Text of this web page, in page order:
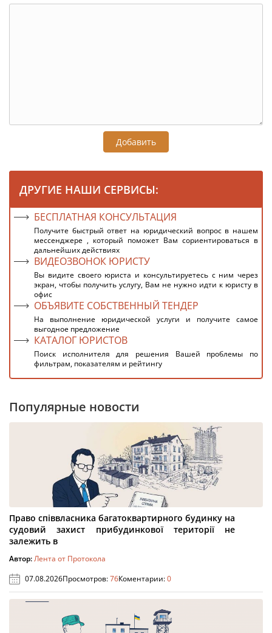
Добавить
ДРУГИЕ НАШИ СЕРВИСЫ:
БЕСПЛАТНАЯ КОНСУЛЬТАЦИЯ
Получите быстрый ответ на юридический вопрос в нашем
мессенджере , который поможет Вам сориентироваться в
дальнейших действиях
ВИДЕОЗВОНОК ЮРИСТУ
Вы видите своего юриста и консультируетесь с ним через
экран, чтобы получить услугу, Вам не нужно идти к юристу в
офис
ОБЪЯВИТЕ СОБСТВЕННЫЙ ТЕНДЕР
На выполнение юридической услуги и получите самое
выгодное предложение
КАТАЛОГ ЮРИСТОВ
Поиск исполнителя для решения Вашей проблемы по
фильтрам, показателям и рейтингу
Популярные новости
Право співвласника багатоквартирного будинку на
судовий захист прибудинкової території не
залежить в
Автор:Лента от Протокола
07.08.2026Просмотров:76Коментарии:0